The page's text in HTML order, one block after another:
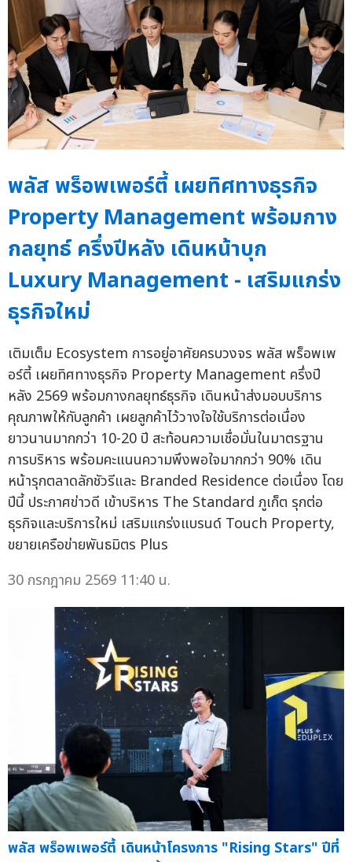
พลัส พร็อพเพอร์ตี้ เผยทิศทางธุรกิจ
Property Management พร้อมกาง
กลยุทธ์ ครึ่งปีหลัง เดินหน้าบุก
Luxury Management - เสริมแกร่ง
ธุรกิจใหม่
เติมเต็ม Ecosystem การอยู่อาศัยครบวงจร พลัส พร็อพเพ
อร์ตี้ เผยทิศทางธุรกิจ Property Management ครึ่งปี
หลัง 2569 พร้อมกางกลยุทธ์ธุรกิจ เดินหน้าส่งมอบบริการ
คุณภาพให้กับลูกค้า เผยลูกค้าไว้วางใจใช้บริการต่อเนื่อง
ยาวนานมากกว่า 10-20 ปี สะท้อนความเชื่อมั่นในมาตรฐาน
การบริหาร พร้อมคะแนนความพึงพอใจมากกว่า 90% เดิน
หน้ารุกตลาดลักชัวรีและ Branded Residence ต่อเนื่อง โดย
ปีนี้ ประกาศข่าวดี เข้าบริหาร The Standard ภูเก็ต รุกต่อ
ธุรกิจและบริการใหม่ เสริมแกร่งแบรนด์ Touch Property,
ขยายเครือข่ายพันธมิตร Plus
30 กรกฎาคม 2569 11:40 น.
พลัส พร็อพเพอร์ตี้ เดินหน้าโครงการ "Rising Stars" ปีที่